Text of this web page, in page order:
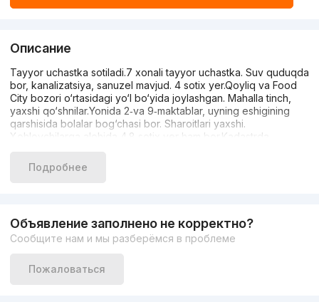
Описание
Tayyor uchastka sotiladi.7 xonali tayyor uchastka. Suv quduqda
bor, kanalizatsiya, sanuzel mavjud. 4 sotix yer.Qoyliq va Food
City bozori o‘rtasidagi yo‘l bo‘yida joylashgan. Mahalla tinch,
yaxshi qo‘shnilar.Yonida 2‑va 9‑maktablar, uyning eshigining
qarshisida bolalar bog‘chasi bor. Sharoitlari yaxshi.
Xohlovchilarga alohida 4.8 sotix yer ham bor.Kadastrda
bo‘lsa notariusda muammo bo‘lmas, Insha’Allah.Pul zarur
bo‘lganligi uchun tez sotishimiz kerak.Uyda o‘zimiz yashaymiz,
Подробнее
Объявление заполнено не корректно?
Сообщите нам и мы разберёмся в проблеме
Пожаловаться